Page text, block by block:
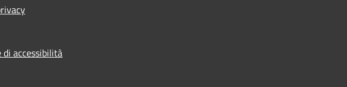
di accessibilità